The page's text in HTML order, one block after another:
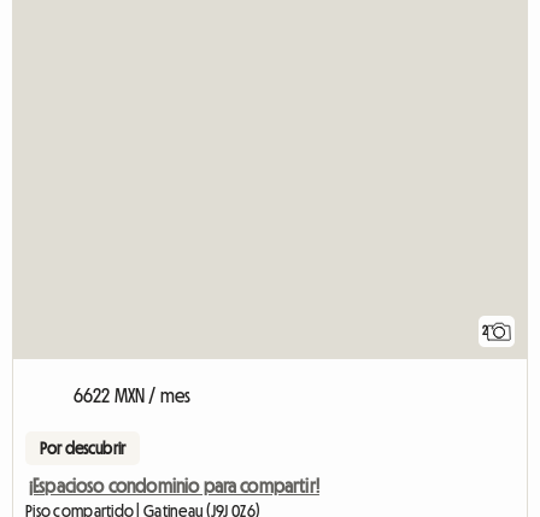
2
6622 MXN / mes
Por descubrir
¡Espacioso condominio para compartir!
Piso compartido | Gatineau (J9J 0Z6)